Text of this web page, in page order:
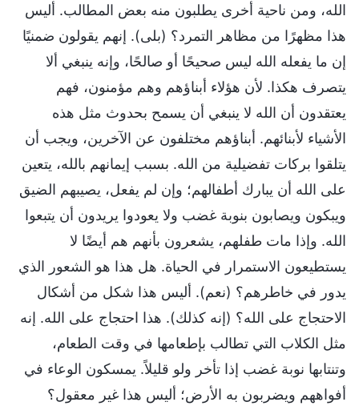
الله، ومن ناحية أخرى يطلبون منه بعض المطالب. أليس
هذا مظهرًا من مظاهر التمرد؟ (بلى). إنهم يقولون ضمنيًا
إن ما يفعله الله ليس صحيحًا أو صالحًا، وإنه ينبغي ألا
يتصرف هكذا. لأن هؤلاء أبناؤهم وهم مؤمنون، فهم
يعتقدون أن الله لا ينبغي أن يسمح بحدوث مثل هذه
الأشياء لأبنائهم. أبناؤهم مختلفون عن الآخرين، ويجب أن
يتلقوا بركات تفضيلية من الله. بسبب إيمانهم بالله، يتعين
على الله أن يبارك أطفالهم؛ وإن لم يفعل، يصيبهم الضيق
ويبكون ويصابون بنوبة غضب ولا يعودوا يريدون أن يتبعوا
الله. وإذا مات طفلهم، يشعرون بأنهم هم أيضًا لا
يستطيعون الاستمرار في الحياة. هل هذا هو الشعور الذي
يدور في خاطرهم؟ (نعم). أليس هذا شكل من أشكال
الاحتجاج على الله؟ (إنه كذلك). هذا احتجاج على الله. إنه
مثل الكلاب التي تطالب بإطعامها في وقت الطعام،
وتنتابها نوبة غضب إذا تأخر ولو قليلاً. يمسكون الوعاء في
أفواههم ويضربون به الأرض؛ أليس هذا غير معقول؟